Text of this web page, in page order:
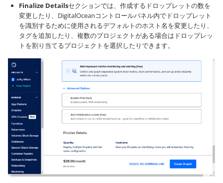
Finalize Detailsセクションでは、作成するドロップレットの数を
変更したり、DigitalOceanコントロールパネル内でドロップレット
を識別するために使用されるデフォルトのホスト名を変更したり、
タグを追加したり、複数のプロジェクトがある場合はドロップレッ
トを割り当てるプロジェクトを選択したりできます。